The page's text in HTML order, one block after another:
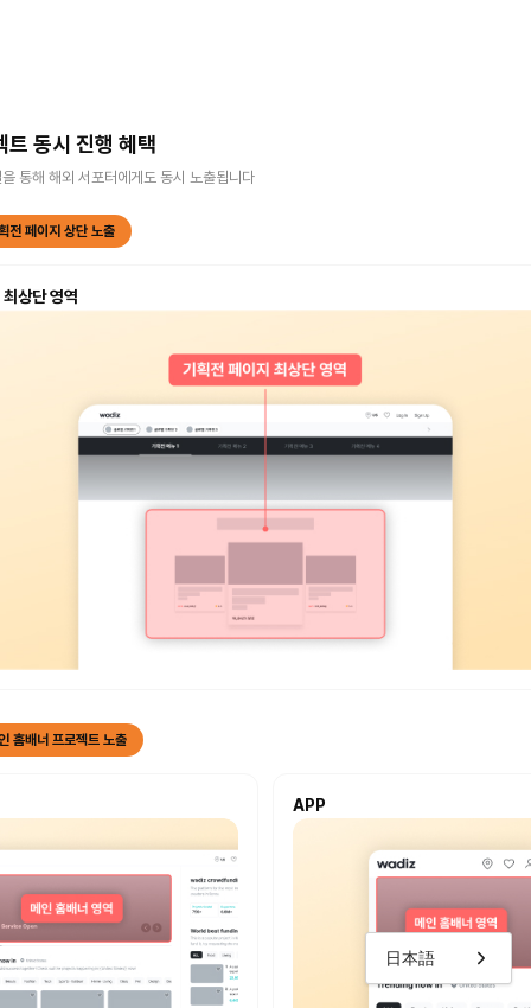
日本語
트 동시 진행 혜택
통해 해외 서포터에게도 동시 노출됩니다
전 페이지 상단 노출
상단 영역
홈배너 프로젝트 노출
APP